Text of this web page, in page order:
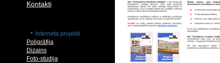
Kontakti
Interneta projekti
Poligrāfija
Dizains
Foto-studija